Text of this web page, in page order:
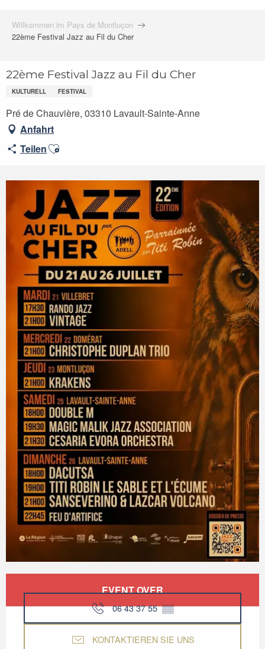
Willkommen im Pays de Montluçon
22ème Festival Jazz au Fil du Cher
22ème Festival Jazz au Fil du Cher
KULTURELL FESTIVAL
Pré de Chauvière, 03310 Lavault-Sainte-Anne
Anfahrt
TeilenAjouter aux favoris
EVENT OVER
06 43 37 55▒▒
KONTAKTIEREN SIE UNS